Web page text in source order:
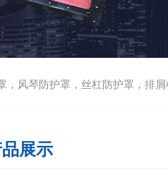
风琴防护罩，丝杠防护罩，排屑机
展示